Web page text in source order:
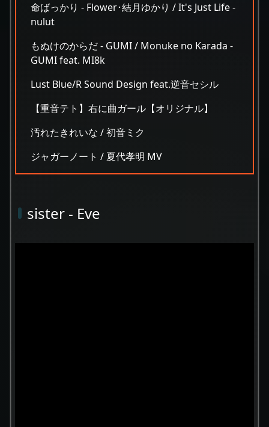
命ばっかり - Flower･結月ゆかり / It's Just Life -
nulut
もぬけのからだ - GUMI / Monuke no Karada -
GUMI feat. MI8k
Lust Blue/R Sound Design feat.逆音セシル
【重音テト】右に曲ガール【オリジナル】
汚れたきれいな / 初音ミク
ジャガーノート / 夏代孝明 MV
sister - Eve